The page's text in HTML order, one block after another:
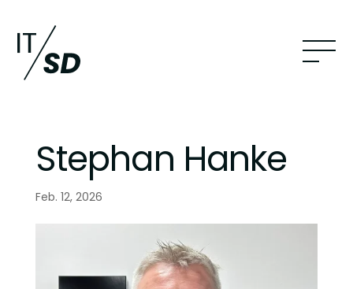
Stephan Hanke
Feb. 12, 2026